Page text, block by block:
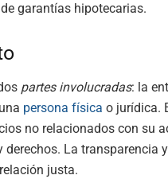
garantías hipotecarias.
partes involucradas: la
persona física o jurídica.
no relacionados con su
La transparencia
justa.